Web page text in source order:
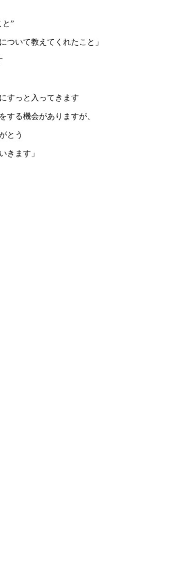
と”
ついて教えてくれたこと」
すっと入ってきます
する機会がありますが、
とう
きます」